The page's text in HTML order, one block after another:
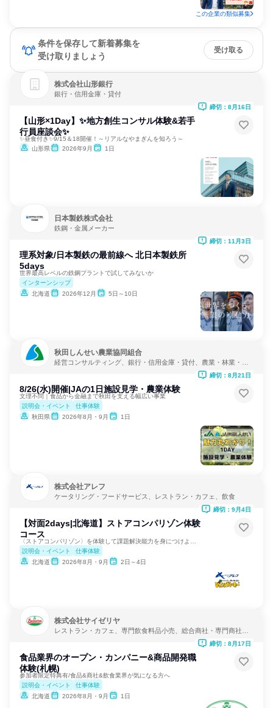
この企業の類似募集
条件を保存して新着募集を
受け取りましょう
受け取る
株式会社山形銀行
銀行・信用金庫・貸付
【山形×1Day】✨地方創生コンサル体験&若手
行員座談会✨
✨昼食付き✨9/15＆18開催！～リアルなやまぎんを知ろう～
山形県
2026年9月 1日
締切：8月16日
日本製鉄株式会社
鉄鋼・金属メーカー
理系対象/日本製鉄の最前線へ 北日本製鉄所
5days
世界最高レベルの鉄鋼プラントで試してみないか
インターンシップ
北海道
2026年12月 5日～10日
締切：11月3日
秋田しんせい農業協同組合
経営コンサルティング、銀行・信用金庫・貸付、農業・林業・水
8/26(水)開催|JAの1日施設見学・農業体験
文理不問｜食品から金融まで秋田を支える幅広い事業
説明会・イベント
仕事体験
秋田県
2026年8月・9月 1日
締切：8月21日
株式会社アレフ
ケータリング・フードサービス、レストラン・カフェ、飲食
【対面2days|北海道】ストアコンパリゾン体験
コース
説明会・イベント
仕事体験
北海道
2026年8月・9月 2日～4日
締切：9月4日
株式会社サイゼリヤ
レストラン・カフェ、専門飲食料品小売、総合商社・専門商社・
食品業界のオープン・カンパニー&商品開発職
体験(札幌)
参加者限定特典有/食品&商社&飲食業界が気になる方へ
説明会・イベント
仕事体験
北海道
2026年8月・9月 1日
締切：8月17日